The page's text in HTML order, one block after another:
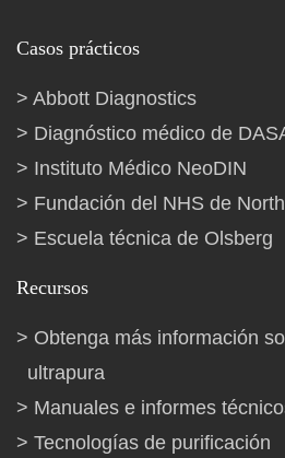
Casos prácticos
Abbott Diagnostics
Diagnóstico médico de
Instituto Médico NeoDIN
Fundación del NHS de
Escuela técnica de Olsberg
Recursos
Obtenga más información
ultrapura
Manuales e informes
Tecnologías de purificación